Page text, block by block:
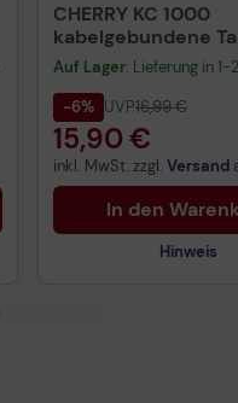
CHERRY KC 1000
kabelgebundene
QWERTZ DE -
Auf Lager: Lieferung in
-6% UVP16,99 €
15,90 €
inkl. MwSt. zzgl. Versand
In den
Hinweis